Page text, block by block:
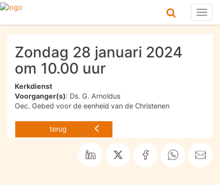
Zondag 28 januari 2024
om 10.00 uur
Kerkdienst
Voorganger(s): Ds. G. Arnoldus
Oec. Gebed voor de eenheid van de Christenen
terug